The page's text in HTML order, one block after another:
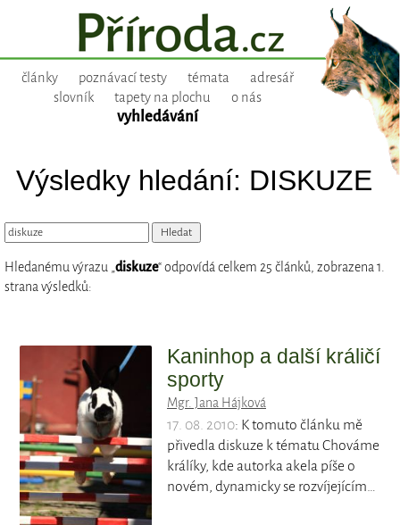
články poznávací testy témata
adresář
slovník
tapety na plochu o nás
vyhledávání
Výsledky hledání: DISKUZE
Hledanému výrazu „diskuze“ odpovídá celkem 25 článků, zobrazena 1.
strana výsledků:
Kaninhop a další králičí
sporty
Mgr. Jana Hájková
17. 08. 2010: K tomuto článku mě
přivedla diskuze k tématu Chováme
králíky, kde autorka akela píše o
novém, dynamicky se rozvíjejícím…